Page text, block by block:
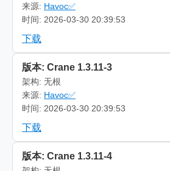
来源: Havoc✅
时间: 2026-03-30 20:39:53
下载
版本: Crane 1.3.11-3
架构: 无根
来源: Havoc✅
时间: 2026-03-30 20:39:53
下载
版本: Crane 1.3.11-4